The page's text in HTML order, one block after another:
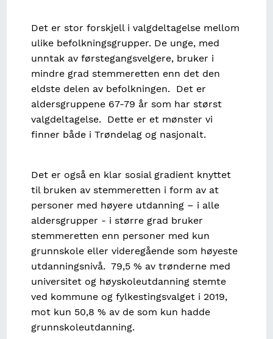
Det er stor forskjell i valgdeltagelse mellom
ulike befolkningsgrupper. De unge, med
unntak av førstegangsvelgere, bruker i
mindre grad stemmeretten enn det den
eldste delen av befolkningen. Det er
aldersgruppene 67-79 år som har størst
valgdeltagelse. Dette er et mønster vi
finner både i Trøndelag og nasjonalt.
Det er også en klar sosial gradient knyttet
til bruken av stemmeretten i form av at
personer med høyere utdanning – i alle
aldersgrupper - i større grad bruker
stemmeretten enn personer med kun
grunnskole eller videregående som høyeste
utdanningsnivå. 79,5 % av trønderne med
universitet og høyskoleutdanning stemte
ved kommune og fylkestingsvalget i 2019,
mot kun 50,8 % av de som kun hadde
grunnskoleutdanning.